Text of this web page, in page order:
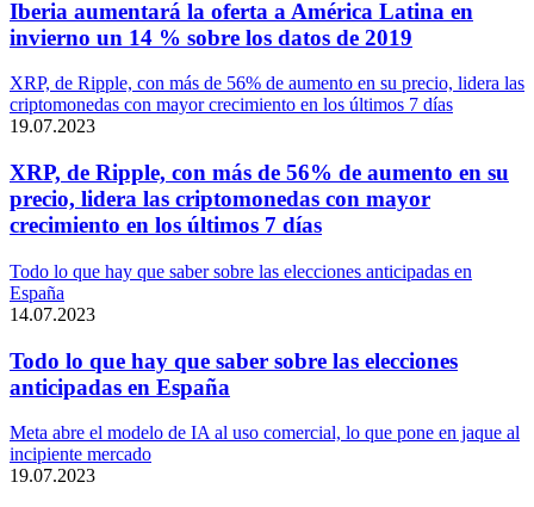
Iberia aumentará la oferta a América Latina en
invierno un 14 % sobre los datos de 2019
XRP, de Ripple, con más de 56% de aumento en su precio, lidera las
criptomonedas con mayor crecimiento en los últimos 7 días
19.07.2023
XRP, de Ripple, con más de 56% de aumento en su
precio, lidera las criptomonedas con mayor
crecimiento en los últimos 7 días
Todo lo que hay que saber sobre las elecciones anticipadas en
España
14.07.2023
Todo lo que hay que saber sobre las elecciones
anticipadas en España
Meta abre el modelo de IA al uso comercial, lo que pone en jaque al
incipiente mercado
19.07.2023